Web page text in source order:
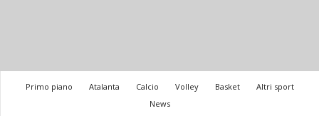
Primo piano Atalanta Calcio Volley Basket
Altri sport
News